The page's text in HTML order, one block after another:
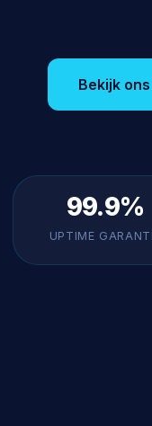
Bekijk
99.9%
UPTIME